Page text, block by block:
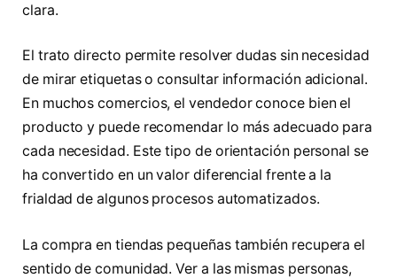
clara.
El trato directo permite resolver dudas sin necesidad
de mirar etiquetas o consultar información adicional.
En muchos comercios, el vendedor conoce bien el
producto y puede recomendar lo más adecuado para
cada necesidad. Este tipo de orientación personal se
ha convertido en un valor diferencial frente a la
frialdad de algunos procesos automatizados.
La compra en tiendas pequeñas también recupera el
sentido de comunidad. Ver a las mismas personas,